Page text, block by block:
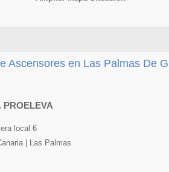
en Las Palmas De
PROELEVA
local 6
| Las Palmas